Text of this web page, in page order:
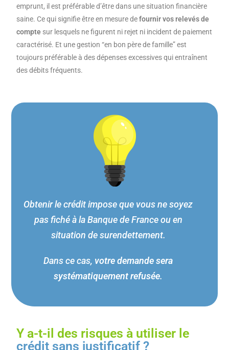
emprunt, il est préférable d’être dans une situation financière
saine. Ce qui signifie être en mesure defournir vos relevés de
compte sur lesquels ne figurent ni rejet ni incident de paiement
caractérisé. Et une gestion “en bon père de famille” est
toujours préférable à des dépenses excessives qui entraînent
des débits fréquents.
Obtenir le crédit impose que vous ne soyez
pas fiché à la Banque de France ou en
situation de surendettement.
Dans ce cas, votre demande sera
systématiquement refusée.
Y a-t-il des risques à utiliser le
crédit sans justificatif ?